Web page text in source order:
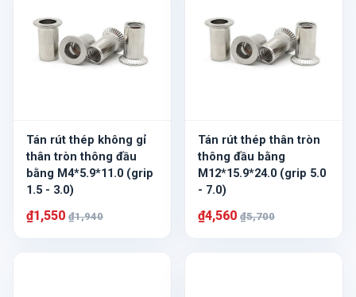
Tán rút thép không gỉ
thân tròn thông đầu
bằng M4*5.9*11.0 (grip
1.5 - 3.0)
₫1,550 ₫1,940
Tán rút thép thân tròn
thông đầu bằng
M12*15.9*24.0 (grip 5.0
- 7.0)
₫4,560 ₫5,700